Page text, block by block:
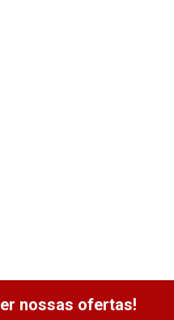
nossas ofertas!